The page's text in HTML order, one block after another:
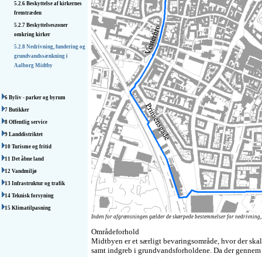
5.2.6 Beskyttelse af kirkernes
fremtræden
5.2.7 Beskyttelseszoner
omkring kirker
5.2.8 Nedrivning, fundering og
grundvandssænkning i
Aalborg Midtby
6 Byliv - parker og byrum
7 Butikker
8 Offentlig service
9 Landdistriktet
10 Turisme og fritid
11 Det åbne land
12 Vandmiljø
13 Infrastruktur og trafik
14 Teknisk forsyning
15 Klimatilpasning
Inden for afgrænsningen gælder de skærpede bestemmelser for
Områdeforhold
Midtbyen er et særligt bevaringsområde, hvor der
samt indgreb i grundvandsforholdene. Da der